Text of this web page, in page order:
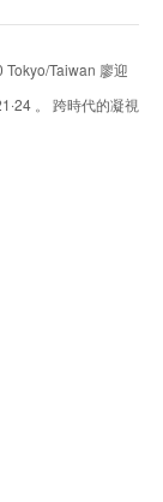
Tokyo/Taiwan 廖迎
。 跨時代的凝視